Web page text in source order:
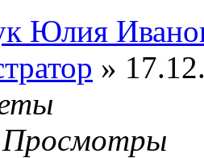
Юлия
»
Просмотры